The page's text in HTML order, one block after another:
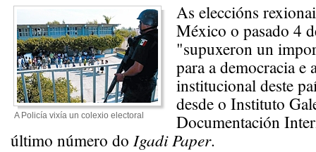
A Policía vixía un colexio electoral
As eleccións
México o pasado 4
"supuxeron un
para a democracia e
institucional deste
desde o Instituto
Documentación
último número do Igadi Paper.